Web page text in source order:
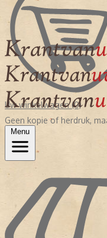
Uw winkelwagen (0)
Geen kopie of herdruk,
Menu